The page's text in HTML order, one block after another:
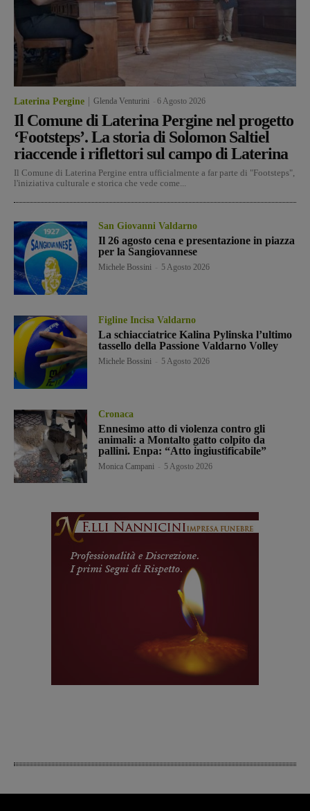
Laterina Pergine Glenda Venturini 6 Agosto 2026
Il Comune di Laterina Pergine nel progetto
‘Footsteps’. La storia di Solomon Saltiel
riaccende i riflettori sul campo di Laterina
Il Comune di Laterina Pergine entra ufficialmente a far parte di "Footsteps",
l'iniziativa culturale e storica che vede come...
San Giovanni Valdarno
Il 26 agosto cena e presentazione in piazza
per la Sangiovannese
Michele Bossini 5 Agosto 2026
Figline Incisa Valdarno
La schiacciatrice Kalina Pylinska l’ultimo
tassello della Passione Valdarno Volley
Michele Bossini 5 Agosto 2026
Cronaca
Ennesimo atto di violenza contro gli
animali: a Montalto gatto colpito da
pallini. Enpa: “Atto ingiustificabile”
Monica Campani 5 Agosto 2026